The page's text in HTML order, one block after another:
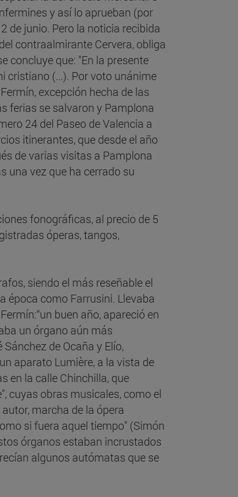
y así lo aprueban (por
de junio. Pero la noticia recibida
contraalmirante Cervera, obliga
concluye que: "En la presente
cristiano (...). Por voto unánime
excepción hecha de las
ferias se salvaron y Pamplona
24 del Paseo de Valencia a
itinerantes, que desde el año
de varias visitas a Pamplona
una vez que ha cerrado su
fonográficas, al precio de 5
óperas, tangos,
siendo el más reseñable el
época como Farrusini. Llevaba
buen año, apareció en
un órgano aún más
de Ocaña y Elío,
aparato Lumière, a la vista de
en la calle Chinchilla, que
cuyas obras musicales, como el
marcha de la ópera
si fuera aquel tiempo" (Simón
órganos estaban incrustados
algunos autómatas que se